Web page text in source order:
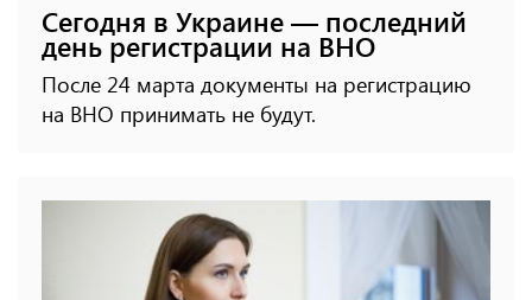
Сегодня в Украине — последний
день регистрации на ВНО
После 24 марта документы на регистрацию
на ВНО принимать не будут.